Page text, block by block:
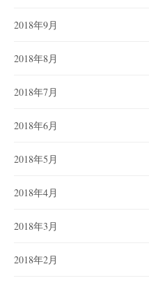
2018年9月
2018年8月
2018年7月
2018年6月
2018年5月
2018年4月
2018年3月
2018年2月